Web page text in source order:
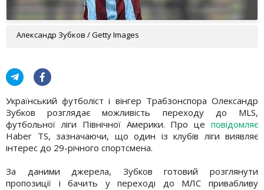
Александр Зубков / Getty Images
Український футболіст і вінгер Трабзонспора Олександр
Зубков розглядає можливість переходу до MLS,
футбольної ліги Північної Америки. Про це повідомляє
Haber TS, зазначаючи, що один із клубів ліги виявляє
інтерес до 29-річного спортсмена.
За даними джерела, Зубков готовий розглянути
пропозиції і бачить у переході до МЛС привабливу